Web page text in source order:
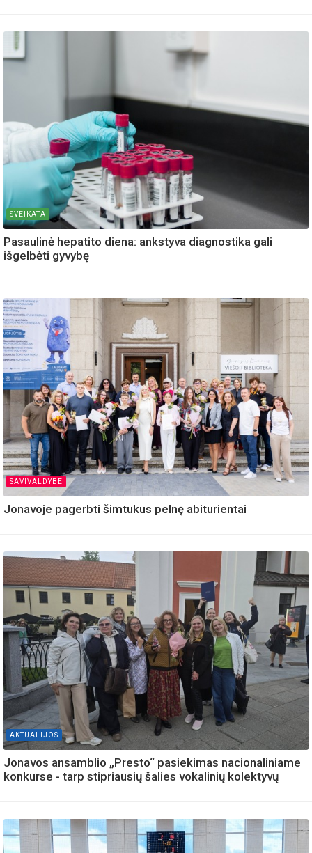
SVEIKATA
Pasaulinė hepatito diena: ankstyva diagnostika gali
išgelbėti gyvybę
SAVIVALDYBE
Jonavoje pagerbti šimtukus pelnę abiturientai
AKTUALIJOS
Jonavos ansamblio „Presto“ pasiekimas nacionaliniame
konkurse - tarp stipriausių šalies vokalinių kolektyvų